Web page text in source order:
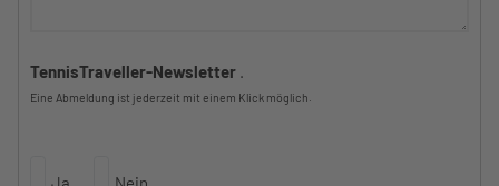
TennisTraveller-Newsletter .
Eine Abmeldung ist jederzeit mit einem Klick möglich.